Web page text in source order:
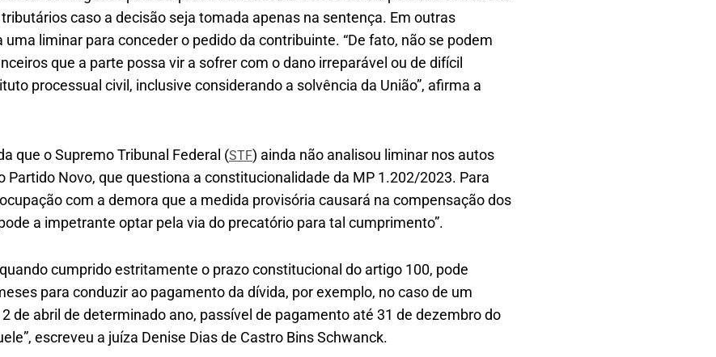
caso a decisão seja tomada apenas na sentença. Em outras
uma liminar para conceder o pedido da contribuinte. “De fato, não se podem
que a parte possa vir a sofrer com o dano irreparável ou de difícil
processual civil, inclusive considerando a solvência da União”, afirma a
que o Supremo Tribunal Federal (STF) ainda não analisou liminar nos autos
Partido Novo, que questiona a constitucionalidade da MP 1.202/2023. Para
com a demora que a medida provisória causará na compensação dos
a impetrante optar pela via do precatório para tal cumprimento”.
cumprido estritamente o prazo constitucional do artigo 100, pode
para conduzir ao pagamento da dívida, por exemplo, no caso de um
de abril de determinado ano, passível de pagamento até 31 de dezembro do
escreveu a juíza Denise Dias de Castro Bins Schwanck.